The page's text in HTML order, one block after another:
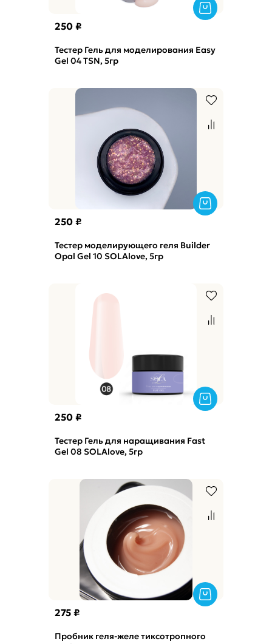
250 ₽
Тестер Гель для моделирования Easy
Gel 04 TSN, 5гр
250 ₽
Тестер моделирующего геля Builder
Opal Gel 10 SOLAlove, 5гр
250 ₽
Тестер Гель для наращивания Fast
Gel 08 SOLAlove, 5гр
275 ₽
Пробник геля-желе тиксотропного